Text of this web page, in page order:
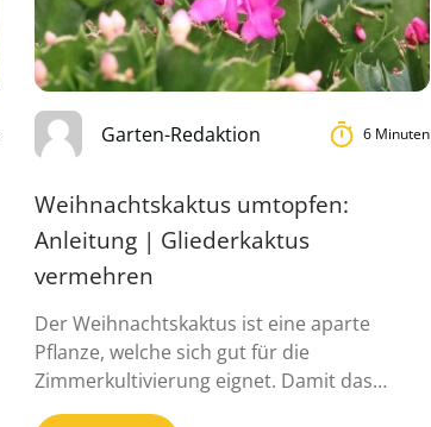
Garten-Redaktion 6 Minuten
Weihnachtskaktus umtopfen:
Anleitung | Gliederkaktus
vermehren
Der Weihnachtskaktus ist eine aparte
Pflanze, welche sich gut für die
Zimmerkultivierung eignet. Damit das
Gewächs zur Weihnachtszeit ...